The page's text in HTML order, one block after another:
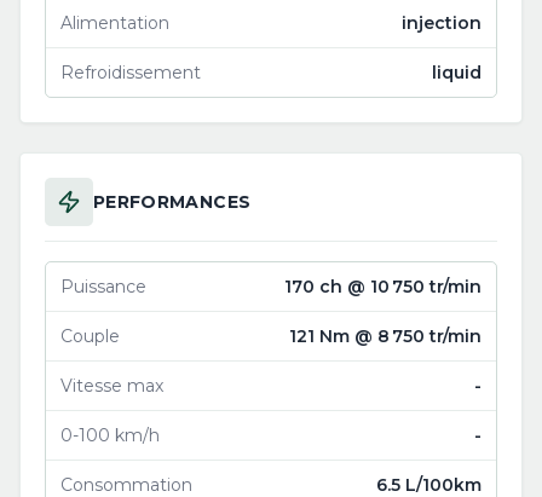
Alimentation injection
Refroidissement liquid
PERFORMANCES
Puissance 170 ch @ 10 750 tr/min
Couple 121 Nm @ 8 750 tr/min
Vitesse max -
0-100 km/h -
Consommation 6.5 L/100km